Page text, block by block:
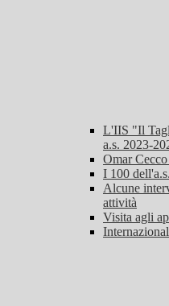
L'IIS "Il
a.s. 2023-
Omar
I 100
Alcune
attività
Visita agli